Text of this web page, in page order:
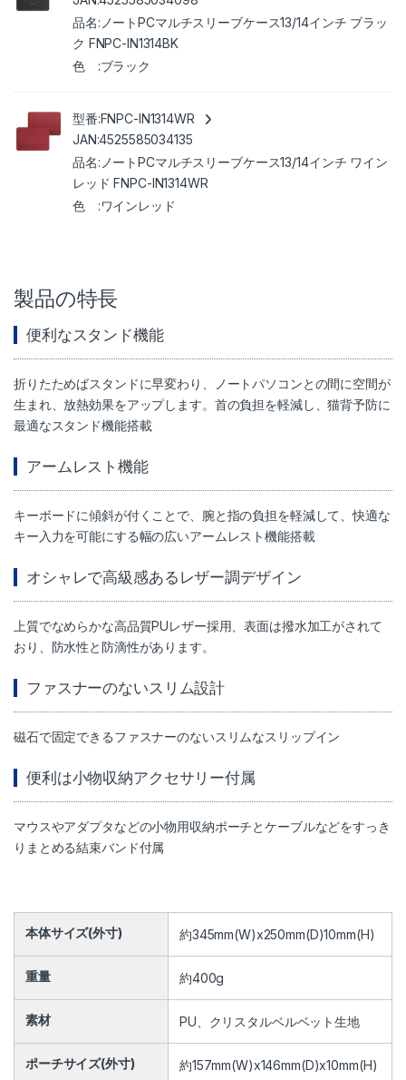
ノートPCマルチスリーブケース13/14インチ ブラッ
ク FNPC-IN1314BK
ブラック
FNPC-IN1314WR
4525585034135
ノートPCマルチスリーブケース13/14インチ ワイン
レッド FNPC-IN1314WR
ワインレッド
製品の特長
便利なスタンド機能
折りたためばスタンドに早変わり、ノートパソコンとの間に空間が
生まれ、放熱効果をアップします。首の負担を軽減し、猫背予防に
最適なスタンド機能搭載
アームレスト機能
キーボードに傾斜が付くことで、腕と指の負担を軽減して、快適な
キー入力を可能にする幅の広いアームレスト機能搭載
オシャレで高級感あるレザー調デザイン
上質でなめらかな高品質PUレザー採用、表面は撥水加工がされて
おり、防水性と防滴性があります。
ファスナーのないスリム設計
磁石で固定できるファスナーのないスリムなスリップイン
便利は小物収納アクセサリー付属
マウスやアダプタなどの小物用収納ポーチとケーブルなどをすっき
りまとめる結束バンド付属
本体サイズ(外寸) 約345mm(W)x250mm(D)10mm(H)
重量 約400g
素材 PU、クリスタルベルベット生地
ポーチサイズ(外寸) 約157mm(W)x146mm(D)x10mm(H)